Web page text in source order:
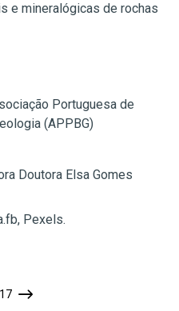
e mineralógicas de rochas
Portuguesa de
(APPBG)
Doutora Elsa Gomes
Pexels.